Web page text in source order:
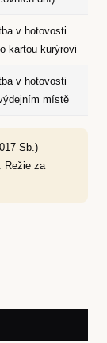
v hotovosti
kartou kurýrovi
v hotovosti
místě
Sb.)
Režie za